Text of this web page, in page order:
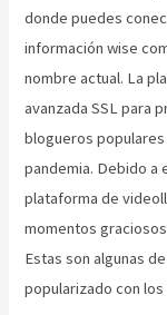
donde puedes
información wise
nombre actual. La
avanzada SSL para
blogueros
pandemia. Debido a
plataforma de
momentos
Estas son algunas
popularizado con los